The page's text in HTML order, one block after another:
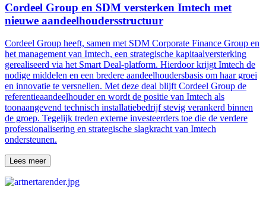
Cordeel Group en SDM versterken Imtech met
nieuwe aandeelhoudersstructuur
Cordeel Group heeft, samen met SDM Corporate Finance Group en
het management van Imtech, een strategische kapitaalversterking
gerealiseerd via het Smart Deal-platform. Hierdoor krijgt Imtech de
nodige middelen en een bredere aandeelhoudersbasis om haar groei
en innovatie te versnellen. Met deze deal blijft Cordeel Group de
referentieaandeelhouder en wordt de positie van Imtech als
toonaangevend technisch installatiebedrijf stevig verankerd binnen
de groep. Tegelijk treden externe investeerders toe die de verdere
professionalisering en strategische slagkracht van Imtech
ondersteunen.
Lees meer